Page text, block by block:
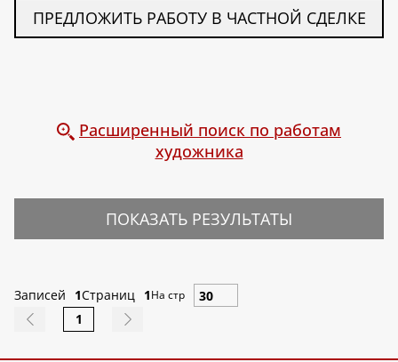
ПРЕДЛОЖИТЬ РАБОТУ В ЧАСТНОЙ СДЕЛКЕ
Расширенный поиск по работам
художника
ПОКАЗАТЬ РЕЗУЛЬТАТЫ
Записей 1Страниц 1На стр
1